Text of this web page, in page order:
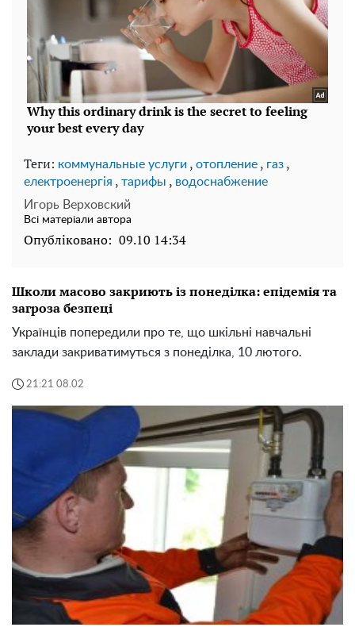
Теги: коммунальные услуги , отопление , газ ,
електроенергія , тарифы , водоснабжение
Игорь Верховский
Всі матеріали автора
Опубліковано: 09.10 14:34
Школи масово закриють із понеділка: епідемія та
загроза безпеці
Українців попередили про те, що шкільні навчальні
заклади закриватимуться з понеділка, 10 лютого.
21:21 08.02